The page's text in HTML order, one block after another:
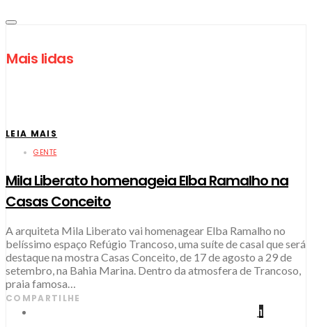
Mais lidas
1
LEIA MAIS
GENTE
Mila Liberato homenageia Elba Ramalho na
Casas Conceito
A arquiteta Mila Liberato vai homenagear Elba Ramalho no
belíssimo espaço Refúgio Trancoso, uma suíte de casal que será
destaque na mostra Casas Conceito, de 17 de agosto a 29 de
setembro, na Bahia Marina. Dentro da atmosfera de Trancoso,
praia famosa…
COMPARTILHE